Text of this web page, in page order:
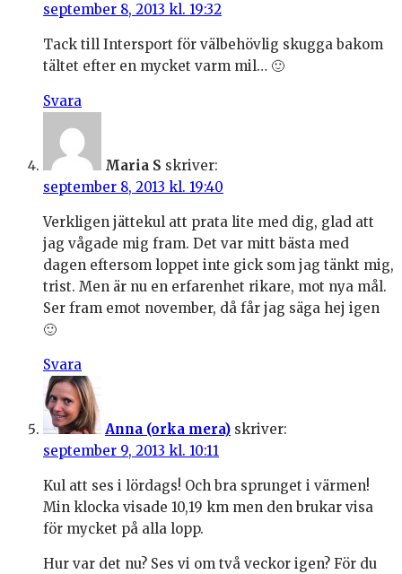
september 8, 2013 kl. 19:32
Tack till Intersport för välbehövlig skugga bakom
tältet efter en mycket varm mil… 🙂
Svara
Maria S skriver:
september 8, 2013 kl. 19:40
Verkligen jättekul att prata lite med dig, glad att
jag vågade mig fram. Det var mitt bästa med
dagen eftersom loppet inte gick som jag tänkt mig,
trist. Men är nu en erfarenhet rikare, mot nya mål.
Ser fram emot november, då får jag säga hej igen
🙂
Svara
Anna (orka mera) skriver:
september 9, 2013 kl. 10:11
Kul att ses i lördags! Och bra sprunget i värmen!
Min klocka visade 10,19 km men den brukar visa
för mycket på alla lopp.
Hur var det nu? Ses vi om två veckor igen? För du